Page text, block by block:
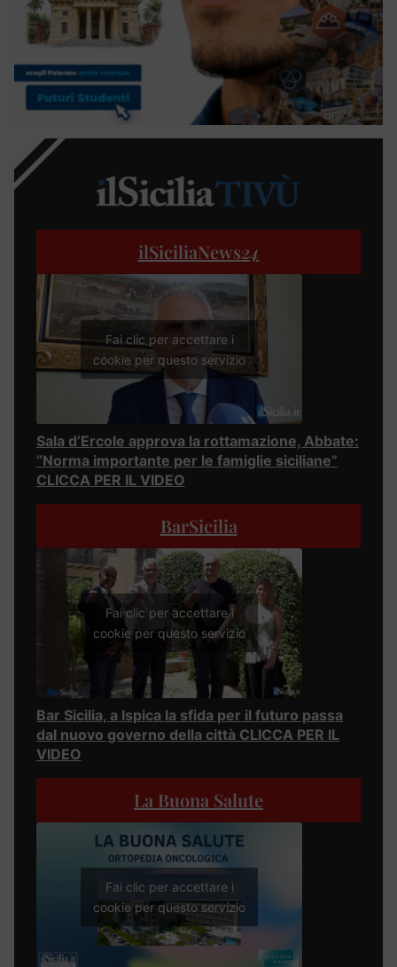
ilSiciliaNews24
Fai clic per accettare i
cookie per questo servizio
Sala d’Ercole approva la rottamazione, Abbate:
“Norma importante per le famiglie siciliane”
CLICCA PER IL VIDEO
BarSicilia
Fai clic per accettare i
cookie per questo servizio
Bar Sicilia, a Ispica la sfida per il futuro passa
dal nuovo governo della città CLICCA PER IL
VIDEO
La Buona Salute
Fai clic per accettare i
cookie per questo servizio